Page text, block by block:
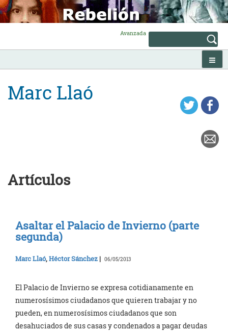
Skip
to
content
Avanzada
Marc Llaó
Artículos
Asaltar el Palacio de Invierno (parte
segunda)
Marc Llaó,Héctor Sánchez | 06/05/2013
El Palacio de Invierno se expresa cotidianamente en
numerosísimos ciudadanos que quieren trabajar y no
pueden, en numerosísimos ciudadanos que son
desahuciados de sus casas y condenados a pagar deudas